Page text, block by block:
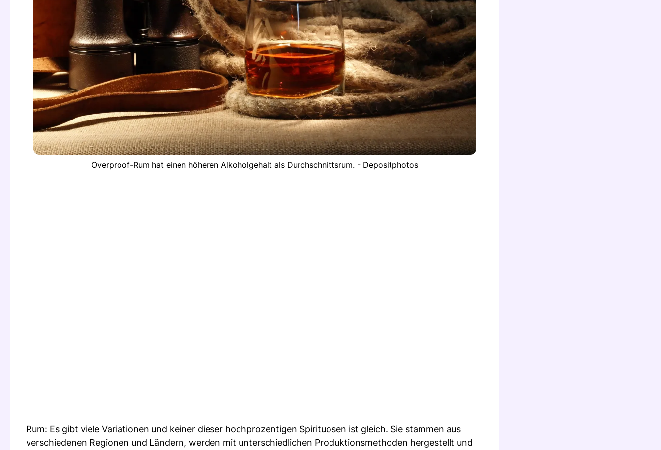
Overproof-Rum hat einen höheren Alkoholgehalt als Durchschnittsrum. - Depositphotos
Rum: Es gibt viele Variationen und keiner dieser hochprozentigen Spirituosen ist gleich. Sie stammen aus
verschiedenen Regionen und Ländern, werden mit unterschiedlichen Produktionsmethoden hergestellt und